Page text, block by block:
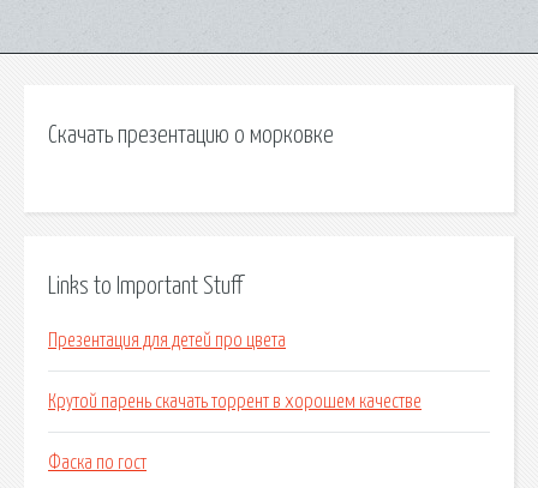
Скачать презентацию о морковке
Links to Important Stuff
Презентация для детей про цвета
Крутой парень скачать торрент в хорошем качестве
Фаска по гост